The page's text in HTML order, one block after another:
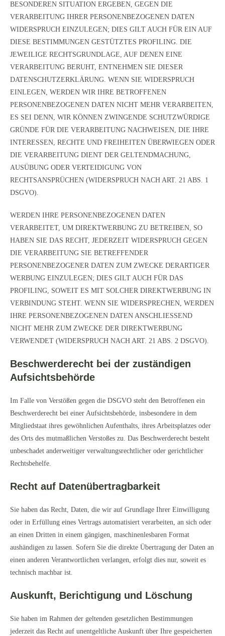
BESONDEREN SITUATION ERGEBEN, GEGEN DIE
VERARBEITUNG IHRER PERSONENBEZOGENEN DATEN
WIDERSPRUCH EINZULEGEN; DIES GILT AUCH FÜR EIN AUF
DIESE BESTIMMUNGEN GESTÜTZTES PROFILING. DIE
JEWEILIGE RECHTSGRUNDLAGE, AUF DENEN EINE
VERARBEITUNG BERUHT, ENTNEHMEN SIE DIESER
DATENSCHUTZERKLÄRUNG. WENN SIE WIDERSPRUCH
EINLEGEN, WERDEN WIR IHRE BETROFFENEN
PERSONENBEZOGENEN DATEN NICHT MEHR VERARBEITEN,
ES SEI DENN, WIR KÖNNEN ZWINGENDE SCHUTZWÜRDIGE
GRÜNDE FÜR DIE VERARBEITUNG NACHWEISEN, DIE IHRE
INTERESSEN, RECHTE UND FREIHEITEN ÜBERWIEGEN ODER
DIE VERARBEITUNG DIENT DER GELTENDMACHUNG,
AUSÜBUNG ODER VERTEIDIGUNG VON
RECHTSANSPRÜCHEN (WIDERSPRUCH NACH ART. 21 ABS. 1
DSGVO).
WERDEN IHRE PERSONENBEZOGENEN DATEN
VERARBEITET, UM DIREKTWERBUNG ZU BETREIBEN, SO
HABEN SIE DAS RECHT, JEDERZEIT WIDERSPRUCH GEGEN
DIE VERARBEITUNG SIE BETREFFENDER
PERSONENBEZOGENER DATEN ZUM ZWECKE DERARTIGER
WERBUNG EINZULEGEN; DIES GILT AUCH FÜR DAS
PROFILING, SOWEIT ES MIT SOLCHER DIREKTWERBUNG IN
VERBINDUNG STEHT. WENN SIE WIDERSPRECHEN, WERDEN
IHRE PERSONENBEZOGENEN DATEN ANSCHLIESSEND
NICHT MEHR ZUM ZWECKE DER DIREKTWERBUNG
VERWENDET (WIDERSPRUCH NACH ART. 21 ABS. 2 DSGVO).
Beschwerde­recht bei der zuständigen
Aufsichts­behörde
Im Falle von Verstößen gegen die DSGVO steht den Betroffenen ein
Beschwerderecht bei einer Aufsichtsbehörde, insbesondere in dem
Mitgliedstaat ihres gewöhnlichen Aufenthalts, ihres Arbeitsplatzes oder
des Orts des mutmaßlichen Verstoßes zu. Das Beschwerderecht besteht
unbeschadet anderweitiger verwaltungsrechtlicher oder gerichtlicher
Rechtsbehelfe.
Recht auf Daten­übertrag­barkeit
Sie haben das Recht, Daten, die wir auf Grundlage Ihrer Einwilligung
oder in Erfüllung eines Vertrags automatisiert verarbeiten, an sich oder
an einen Dritten in einem gängigen, maschinenlesbaren Format
aushändigen zu lassen. Sofern Sie die direkte Übertragung der Daten an
einen anderen Verantwortlichen verlangen, erfolgt dies nur, soweit es
technisch machbar ist.
Auskunft, Berichtigung und Löschung
Sie haben im Rahmen der geltenden gesetzlichen Bestimmungen
jederzeit das Recht auf unentgeltliche Auskunft über Ihre gespeicherten